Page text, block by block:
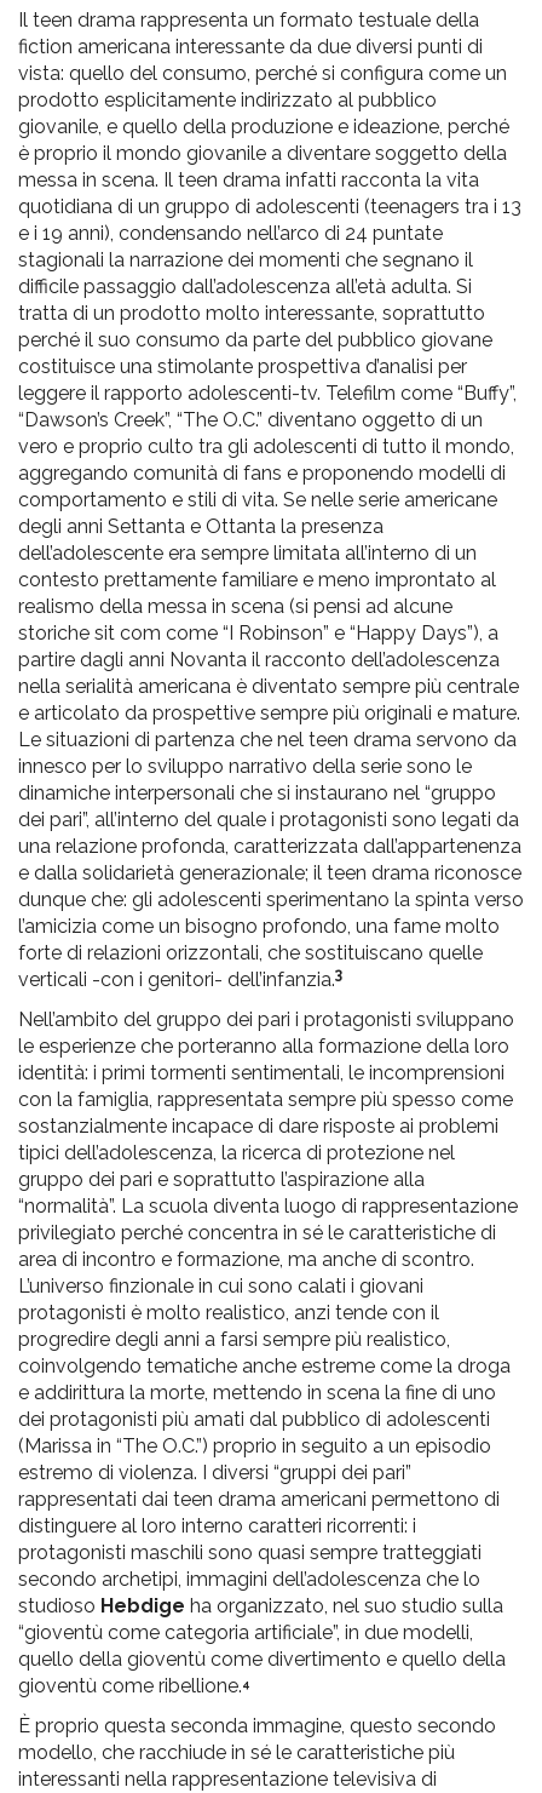
Il teen drama rappresenta un formato testuale della
fiction americana interessante da due diversi punti di
vista: quello del consumo, perché si configura come un
prodotto esplicitamente indirizzato al pubblico
giovanile, e quello della produzione e ideazione, perché
è proprio il mondo giovanile a diventare soggetto della
messa in scena. Il teen drama infatti racconta la vita
quotidiana di un gruppo di adolescenti (teenagers tra i 13
e i 19 anni), condensando nell’arco di 24 puntate
stagionali la narrazione dei momenti che segnano il
difficile passaggio dall’adolescenza all’età adulta. Si
tratta di un prodotto molto interessante, soprattutto
perché il suo consumo da parte del pubblico giovane
costituisce una stimolante prospettiva d’analisi per
leggere il rapporto adolescenti-tv. Telefilm come “Buffy”,
“Dawson’s Creek”, “The O.C.” diventano oggetto di un
vero e proprio culto tra gli adolescenti di tutto il mondo,
aggregando comunità di fans e proponendo modelli di
comportamento e stili di vita. Se nelle serie americane
degli anni Settanta e Ottanta la presenza
dell’adolescente era sempre limitata all’interno di un
contesto prettamente familiare e meno improntato al
realismo della messa in scena (si pensi ad alcune
storiche sit com come “I Robinson” e “Happy Days”), a
partire dagli anni Novanta il racconto dell’adolescenza
nella serialità americana è diventato sempre più centrale
e articolato da prospettive sempre più originali e mature.
Le situazioni di partenza che nel teen drama servono da
innesco per lo sviluppo narrativo della serie sono le
dinamiche interpersonali che si instaurano nel “gruppo
dei pari”, all’interno del quale i protagonisti sono legati da
una relazione profonda, caratterizzata dall’appartenenza
e dalla solidarietà generazionale; il teen drama riconosce
dunque che: gli adolescenti sperimentano la spinta verso
l’amicizia come un bisogno profondo, una fame molto
forte di relazioni orizzontali, che sostituiscano quelle
verticali -con i genitori- dell’infanzia.3
Nell’ambito del gruppo dei pari i protagonisti sviluppano
le esperienze che porteranno alla formazione della loro
identità: i primi tormenti sentimentali, le incomprensioni
con la famiglia, rappresentata sempre più spesso come
sostanzialmente incapace di dare risposte ai problemi
tipici dell’adolescenza, la ricerca di protezione nel
gruppo dei pari e soprattutto l’aspirazione alla
“normalità”. La scuola diventa luogo di rappresentazione
privilegiato perché concentra in sé le caratteristiche di
area di incontro e formazione, ma anche di scontro.
L’universo finzionale in cui sono calati i giovani
protagonisti è molto realistico, anzi tende con il
progredire degli anni a farsi sempre più realistico,
coinvolgendo tematiche anche estreme come la droga
e addirittura la morte, mettendo in scena la fine di uno
dei protagonisti più amati dal pubblico di adolescenti
(Marissa in “The O.C.”) proprio in seguito a un episodio
estremo di violenza. I diversi “gruppi dei pari”
rappresentati dai teen drama americani permettono di
distinguere al loro interno caratteri ricorrenti: i
protagonisti maschili sono quasi sempre tratteggiati
secondo archetipi, immagini dell’adolescenza che lo
studioso Hebdige ha organizzato, nel suo studio sulla
“gioventù come categoria artificiale”, in due modelli,
quello della gioventù come divertimento e quello della
gioventù come ribellione. 4
È proprio questa seconda immagine, questo secondo
modello, che racchiude in sé le caratteristiche più
interessanti nella rappresentazione televisiva di